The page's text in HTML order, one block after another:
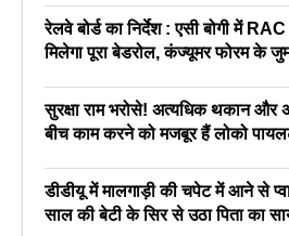
रेलवे बोर्ड का निर्देश : एसी बोगी में
मिलेगा पूरा बेडरोल, कंज्यूमर फोरम के
सुरक्षा राम भरोसे! अत्यधिक थकान और
बीच काम करने को मजबूर हैं लोको
डीडीयू में मालगाड़ी की चपेट में आने से
साल की बेटी के सिर से उठा पिता का